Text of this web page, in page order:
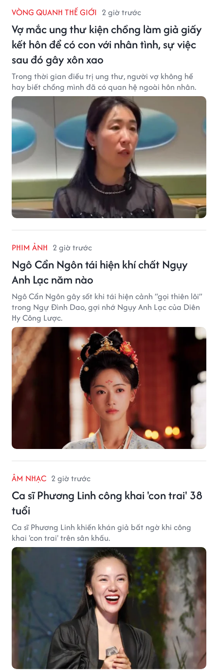
VÒNG QUANH THẾ GIỚI 2 giờ trước
Vợ mắc ung thư kiện chồng làm giả giấy
kết hôn để có con với nhân tình, sự việc
sau đó gây xôn xao
Trong thời gian điều trị ung thư, người vợ không hề
hay biết chồng mình đã có quan hệ ngoài hôn nhân.
PHIM ẢNH 2 giờ trước
Ngô Cẩn Ngôn tái hiện khí chất Ngụy
Anh Lạc năm nào
Ngô Cẩn Ngôn gây sốt khi tái hiện cảnh “gọi thiên lôi”
trong Ngự Đình Dao, gợi nhớ Ngụy Anh Lạc của Diên
Hy Công Lược.
ÂM NHẠC 2 giờ trước
Ca sĩ Phương Linh công khai 'con trai' 38
tuổi
Ca sĩ Phương Linh khiến khán giả bất ngờ khi công
khai 'con trai' trên sân khấu.